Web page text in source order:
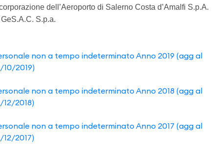
dell’Aeroporto di Salerno Costa d’Amalfi S.p.A.
S.p.a.
non a tempo indeterminato Anno 2019 (agg al
10/2019)
non a tempo indeterminato Anno 2018 (agg al
12/2018)
non a tempo indeterminato Anno 2017 (agg al
12/2017)